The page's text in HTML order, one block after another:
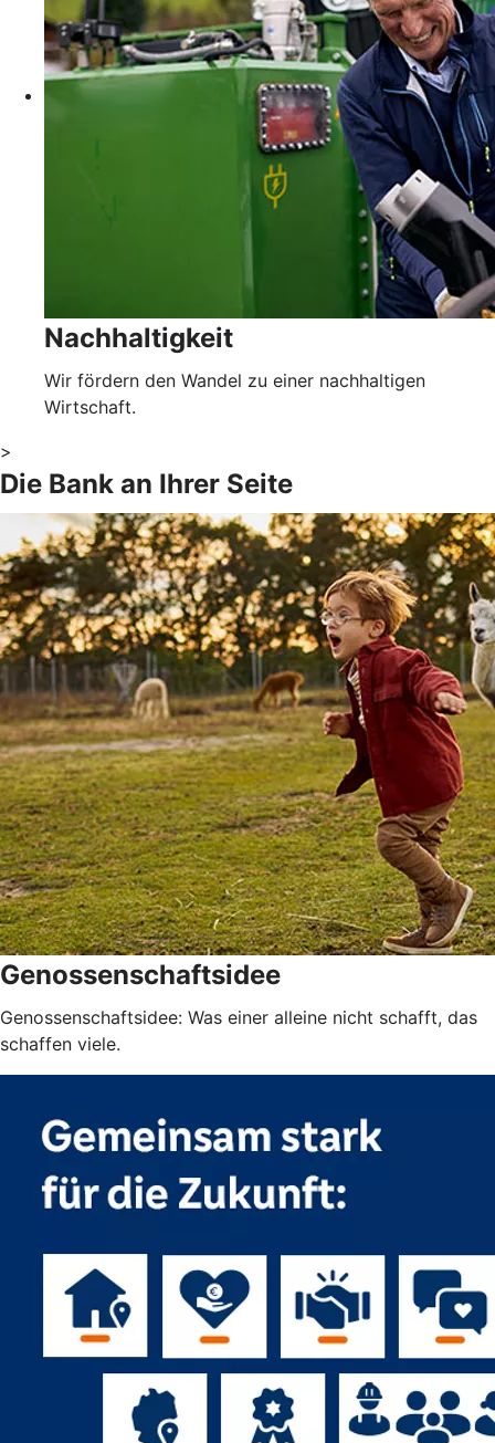
Nachhaltigkeit
Wir fördern den Wandel zu einer nachhaltigen
Wirtschaft.
>
Die Bank an Ihrer Seite
Genossenschaftsidee
Genossenschaftsidee: Was einer alleine nicht schafft, das
schaffen viele.